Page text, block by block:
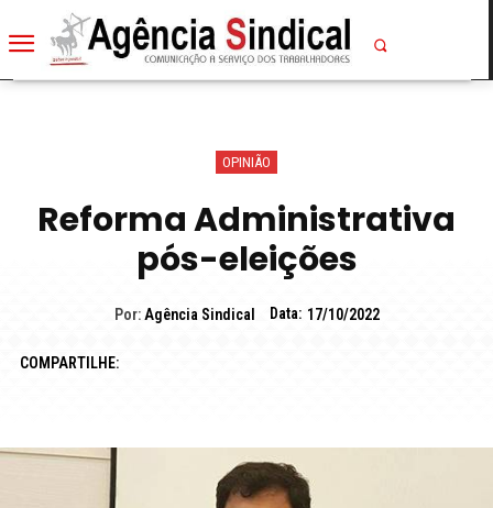
OPINIÃO
Reforma Administrativa
pós-eleições
Por: Agência Sindical Data: 17/10/2022
COMPARTILHE: